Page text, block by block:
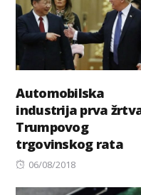
Automobilska
industrija prva
Trumpovog
trgovinskog rata
Posted
06/08/2018